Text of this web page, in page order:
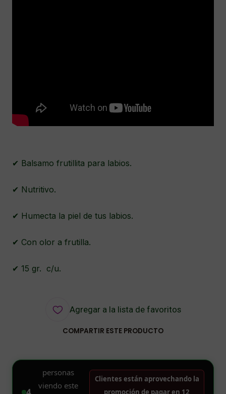
✔ Balsamo frutillita para labios.
✔ Nutritivo.
✔ Humecta la piel de tus labios.
✔ Con olor a frutilla.
✔ 15 gr. c/u.
Agregar a la lista de favoritos
COMPARTIR ESTE PRODUCTO